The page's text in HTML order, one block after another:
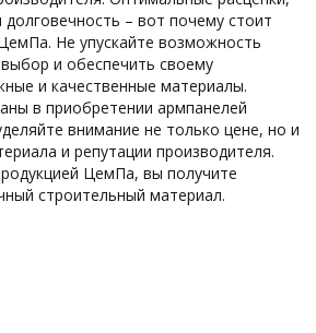
– вот почему стоит
Не упускайте возможность
и обеспечить своему
и качественные материалы.
в приобретении армпанелей
внимание не только цене, но и
и репутации производителя.
ЦемПа, вы получите
строительный материал.